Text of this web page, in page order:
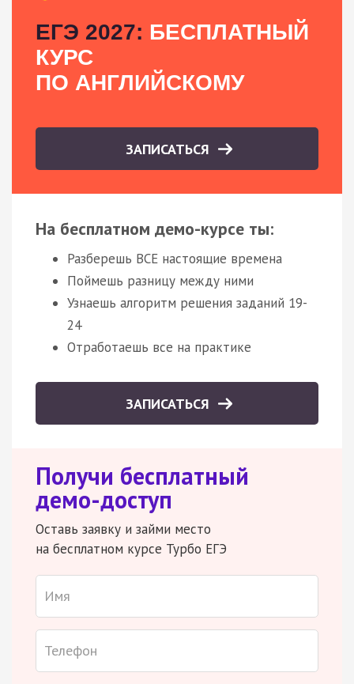
ЕГЭ 2027: БЕСПЛАТНЫЙ
КУРС
ПО АНГЛИЙСКОМУ
ЗАПИСАТЬСЯ
На бесплатном демо-курсе ты:
Разберешь ВСЕ настоящие времена
Поймешь разницу между ними
Узнаешь алгоритм решения заданий 19-
24
Отработаешь все на практике
ЗАПИСАТЬСЯ
Получи бесплатный
демо-доступ
Оставь заявку и займи место
на бесплатном курсе Турбо ЕГЭ